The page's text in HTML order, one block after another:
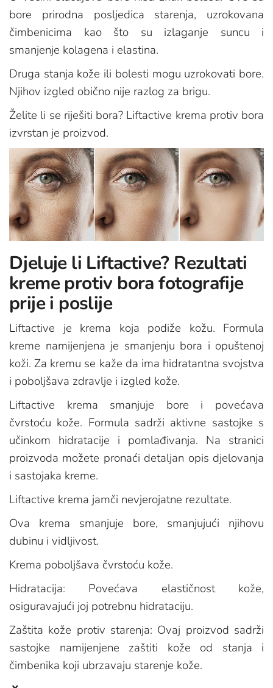
bore prirodna posljedica starenja, uzrokovana
čimbenicima kao što su izlaganje suncu i
smanjenje kolagena i elastina.
Druga stanja kože ili bolesti mogu uzrokovati bore.
Njihov izgled obično nije razlog za brigu.
Želite li se riješiti bora? Liftactive krema protiv bora
izvrstan je proizvod.
Djeluje li Liftactive? Rezultati
kreme protiv bora fotografije
prije i poslije
Liftactive je krema koja podiže kožu. Formula
kreme namijenjena je smanjenju bora i opuštenoj
koži. Za kremu se kaže da ima hidratantna svojstva
i poboljšava zdravlje i izgled kože.
Liftactive krema smanjuje bore i povećava
čvrstoću kože. Formula sadrži aktivne sastojke s
učinkom hidratacije i pomlađivanja. Na stranici
proizvoda možete pronaći detaljan opis djelovanja
i sastojaka kreme.
Liftactive krema jamči nevjerojatne rezultate.
Ova krema smanjuje bore, smanjujući njihovu
dubinu i vidljivost.
Krema poboljšava čvrstoću kože.
Hidratacija: Povećava elastičnost kože,
osiguravajući joj potrebnu hidrataciju.
Zaštita kože protiv starenja: Ovaj proizvod sadrži
sastojke namijenjene zaštiti kože od stanja i
čimbenika koji ubrzavaju starenje kože.